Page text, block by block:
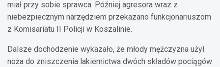
miał przy sobie sprawca. Później agresora wraz z
niebezpiecznym narzędziem przekazano funkcjonariuszom
z Komisariatu II Policji w Koszalinie.
Dalsze dochodzenie wykazało, że młody mężczyzna użył
noża do zniszczenia lakiernictwa dwóch składów pociągów